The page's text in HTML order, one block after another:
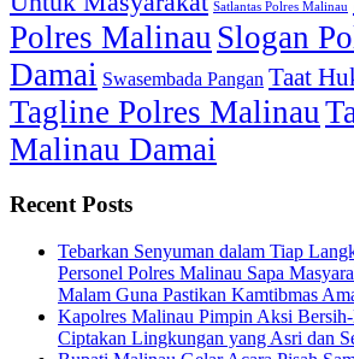
Satlantas Polres Malinau
Polres Malinau Slogan
Damai Swasembada Pangan Taat
Tagline Polres Malinau
Malinau Damai
Recent Posts
Tebarkan Senyuman dalam Tiap
Personel Polres Malinau Sapa
Malam Guna Pastikan Kamtibmas
Kapolres Malinau Pimpin Aksi
Ciptakan Lingkungan yang Asri dan